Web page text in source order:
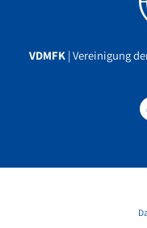
VDMFK | Vereinigung